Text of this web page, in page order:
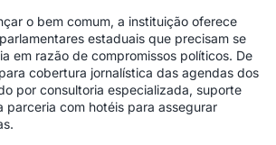
o bem comum, a instituição oferece
estaduais que precisam se
em razão de compromissos políticos. De
cobertura jornalística das agendas dos
por consultoria especializada, suporte
parceria com hotéis para assegurar